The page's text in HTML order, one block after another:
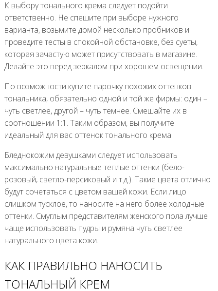
К выбору тонального крема следует подойти
ответственно. Не спешите при выборе нужного
варианта, возьмите домой несколько пробников и
проведите тесты в спокойной обстановке, без суеты,
которая зачастую может присутствовать в магазине.
Делайте это перед зеркалом при хорошем освещении.
По возможности купите парочку похожих оттенков
тональника, обязательно одной и той же фирмы: один –
чуть светлее, другой – чуть темнее. Смешайте их в
соотношении 1:1. Таким образом, вы получите
идеальный для вас оттенок тонального крема.
Бледнокожим девушками следует использовать
максимально натуральные теплые оттенки (бело-
розовый, светло-персиковый и т.д.). Такие цвета отлично
будут сочетаться с цветом вашей кожи. Если лицо
слишком тусклое, то наносите на него более холодные
оттенки. Смуглым представителям женского пола лучше
чаще использовать пудры и румяна чуть светлее
натурального цвета кожи.
КАК ПРАВИЛЬНО НАНОСИТЬ
ТОНАЛЬНЫЙ КРЕМ